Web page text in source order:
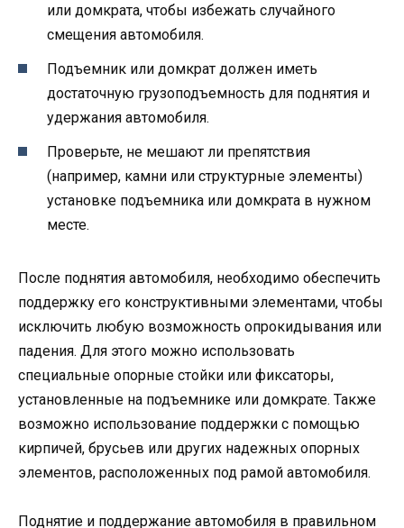
или домкрата, чтобы избежать случайного
смещения автомобиля.
Подъемник или домкрат должен иметь
достаточную грузоподъемность для поднятия и
удержания автомобиля.
Проверьте, не мешают ли препятствия
(например, камни или структурные элементы)
установке подъемника или домкрата в нужном
месте.
После поднятия автомобиля, необходимо обеспечить
поддержку его конструктивными элементами, чтобы
исключить любую возможность опрокидывания или
падения. Для этого можно использовать
специальные опорные стойки или фиксаторы,
установленные на подъемнике или домкрате. Также
возможно использование поддержки с помощью
кирпичей, брусьев или других надежных опорных
элементов, расположенных под рамой автомобиля.
Поднятие и поддержание автомобиля в правильном